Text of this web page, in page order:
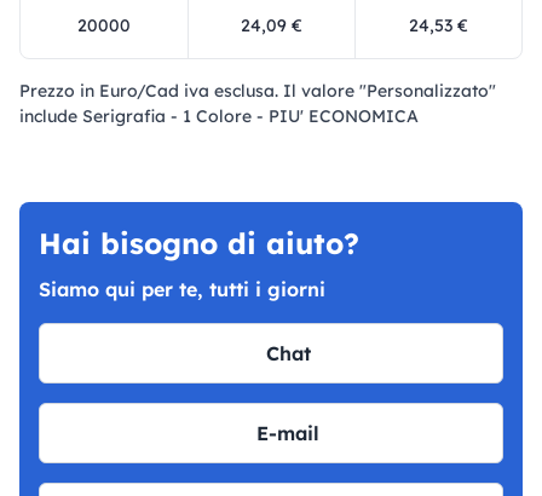
20000 24,09 € 24,53 €
Prezzo in Euro/Cad iva esclusa. Il valore "Personalizzato"
include Serigrafia - 1 Colore - PIU' ECONOMICA
Hai bisogno di aiuto?
Siamo qui per te, tutti i giorni
Chat
E-mail